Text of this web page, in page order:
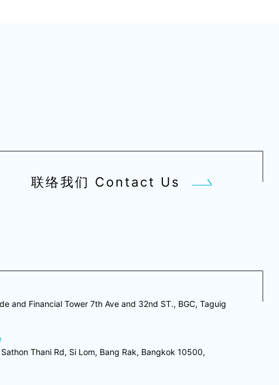
联络我们 Contact Us
and Financial Tower 7th Ave and 32nd ST., BGC, Taguig
Thani Rd, Si Lom, Bang Rak, Bangkok 10500,